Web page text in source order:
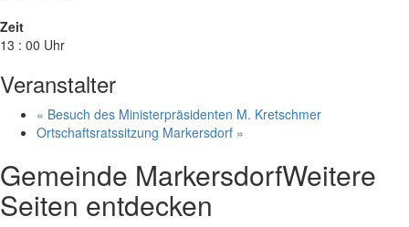
Zeit
13 : 00 Uhr
Veranstalter
« Besuch des Ministerpräsidenten M. Kretschmer
Ortschaftsratssitzung Markersdorf »
Gemeinde MarkersdorfWeitere
Seiten entdecken